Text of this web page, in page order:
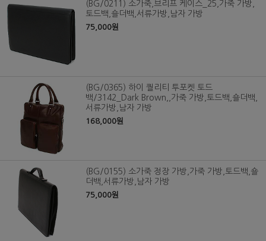
(BG/0211) 소가죽,브리프 케이스_25,가죽 가방,
토드백,숄더백,서류가방,남자 가방
75,000원
(BG/0365) 하이 퀄리티 투포켓 토드
백/3142_Dark Brown,,가죽 가방,토드백,숄더백,
서류가방,남자 가방
168,000원
(BG/0155) 소가죽 정장 가방,가죽 가방,토드백,숄
더백,서류가방,남자 가방
75,000원